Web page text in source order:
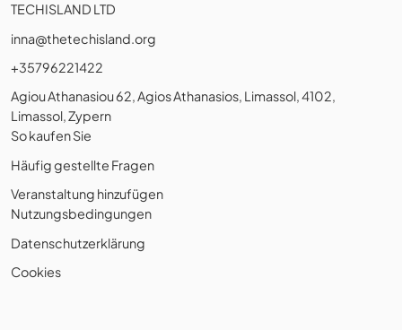
TECHISLAND LTD
inna@thetechisland.org
+35796221422
Agiou Athanasiou 62, Agios Athanasios, Limassol, 4102,
Limassol, Zypern
So kaufen Sie
Häufig gestellte Fragen
Veranstaltung hinzufügen
Nutzungsbedingungen
Datenschutzerklärung
Cookies